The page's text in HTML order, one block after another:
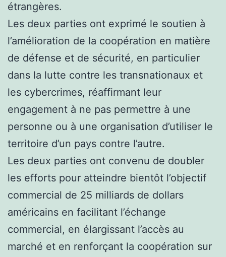
étrangères.
Les deux parties ont exprimé le soutien à
l’amélioration de la coopération en matière
de défense et de sécurité, en particulier
dans la lutte contre les transnationaux et
les cybercrimes, réaffirmant leur
engagement à ne pas permettre à une
personne ou à une organisation d’utiliser le
territoire d’un pays contre l’autre.
Les deux parties ont convenu de doubler
les efforts pour atteindre bientôt l’objectif
commercial de 25 milliards de dollars
américains en facilitant l’échange
commercial, en élargissant l’accès au
marché et en renforçant la coopération sur